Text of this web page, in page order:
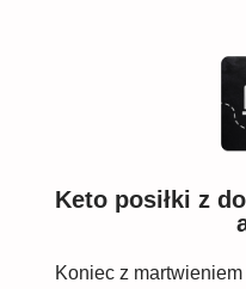
Keto posiłki z
Koniec z